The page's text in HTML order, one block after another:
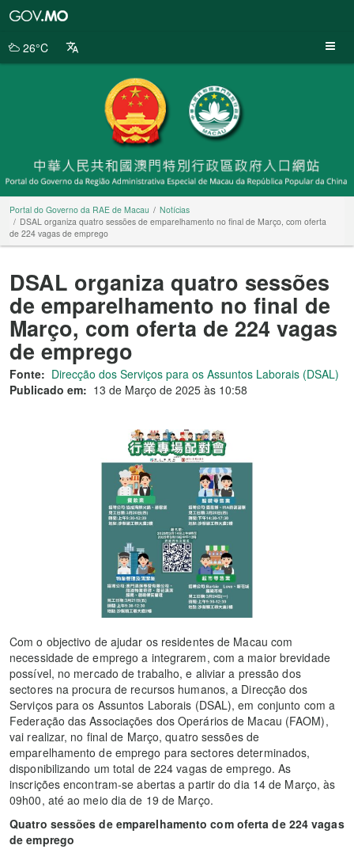
da
26°C
Portal do Governo da RAE de Macau
Notícias
DSAL organiza quatro sessões de emparelhamento no final de Março, com oferta
de 224 vagas de emprego
DSAL organiza quatro sessões
de emparelhamento no final de
Março, com oferta de 224 vagas
de emprego
Fonte: Direcção dos Serviços para os Assuntos Laborais (DSAL)
Publicado em: 13 de Março de 2025 às 10:58
Com o objectivo de ajudar os residentes de Macau com
necessidade de emprego a integrarem, com a maior brevidade
possível, no mercado de trabalho, e aliviar a pressão dos
sectores na procura de recursos humanos, a Direcção dos
Serviços para os Assuntos Laborais (DSAL), em conjunto com a
Federação das Associações dos Operários de Macau (FAOM),
vai realizar, no final de Março, quatro sessões de
emparelhamento de emprego para sectores determinados,
disponibilizando um total de 224 vagas de emprego. As
inscrições encontram-se abertas a partir do dia 14 de Março, às
09h00, até ao meio dia de 19 de Março.
Quatro sessões de emparelhamento com oferta de 224 vagas
de emprego